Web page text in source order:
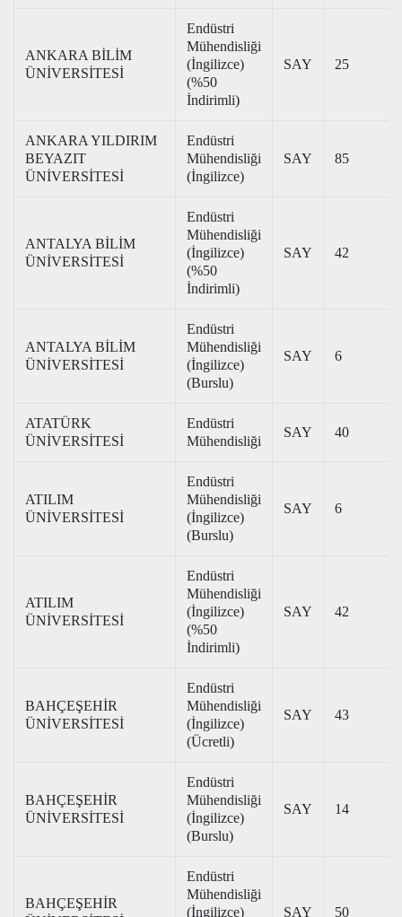
ANKARA BİLİM
ÜNİVERSİTESİ
Endüstri
Mühendisliği
(İngilizce)
(%50
İndirimli)
SAY 25
ANKARA YILDIRIM
BEYAZIT
ÜNİVERSİTESİ
Endüstri
Mühendisliği
(İngilizce)
SAY 85
ANTALYA BİLİM
ÜNİVERSİTESİ
Endüstri
Mühendisliği
(İngilizce)
(%50
İndirimli)
SAY 42
ANTALYA BİLİM
ÜNİVERSİTESİ
Endüstri
Mühendisliği
(İngilizce)
(Burslu)
SAY 6
ATATÜRK
ÜNİVERSİTESİ
Endüstri
Mühendisliği
SAY 40
ATILIM
ÜNİVERSİTESİ
Endüstri
Mühendisliği
(İngilizce)
(Burslu)
SAY 6
ATILIM
ÜNİVERSİTESİ
Endüstri
Mühendisliği
(İngilizce)
(%50
İndirimli)
SAY 42
BAHÇEŞEHİR
ÜNİVERSİTESİ
Endüstri
Mühendisliği
(İngilizce)
(Ücretli)
SAY 43
BAHÇEŞEHİR
ÜNİVERSİTESİ
Endüstri
Mühendisliği
(İngilizce)
(Burslu)
SAY 14
BAHÇEŞEHİR
Endüstri
Mühendisliği
(İngilizce)
SAY 50